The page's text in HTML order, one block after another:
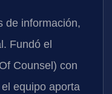
de información,
Fundó el
Counsel) con
equipo aporta